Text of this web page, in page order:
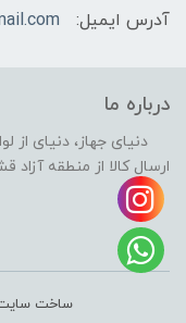
آدرس ایمیل:
درباره ما
دنیای جهاز، دنیای از
ارسال کالا از منطقه آزاد
ساخت سایت